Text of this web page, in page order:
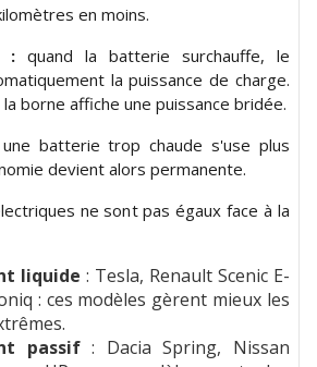
en moins.
: quand la batterie surchauffe, le
la puissance de charge.
borne affiche une puissance bridée.
une batterie trop chaude s'use plus
devient alors permanente.
ne sont pas égaux face à la
liquide : Tesla, Renault Scenic E-
: ces modèles gèrent mieux les
passif: Dacia Spring, Nissan